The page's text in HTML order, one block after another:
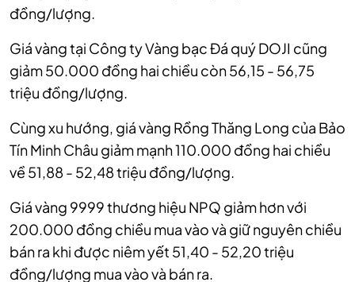
đồng/lượng.
Giá vàng tại Công ty Vàng bạc Đá quý DOJI cũng
giảm 50.000 đồng hai chiều còn 56,15 - 56,75
triệu đồng/lượng.
Cùng xu hướng, giá vàng Rồng Thăng Long của Bảo
Tín Minh Châu giảm mạnh 110.000 đồng hai chiều
về 51,88 - 52,48 triệu đồng/lượng.
Giá vàng 9999 thương hiệu NPQ giảm hơn với
200.000 đồng chiều mua vào và giữ nguyên chiều
bán ra khi được niêm yết 51,40 - 52,20 triệu
đồng/lượng mua vào và bán ra.